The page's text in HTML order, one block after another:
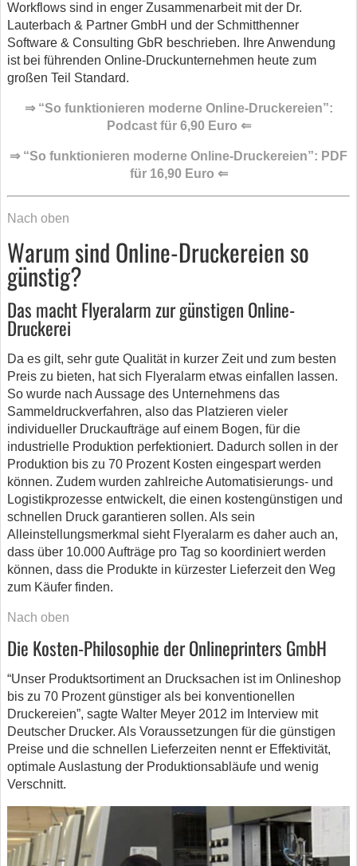
Workflows sind in enger Zusammenarbeit mit der Dr.
Lauterbach & Partner GmbH und der Schmitthenner
Software & Consulting GbR beschrieben. Ihre Anwendung
ist bei führenden Online-Druckunternehmen heute zum
großen Teil Standard.
⇒ “So funktionieren moderne Online-Druckereien”:
Podcast für 6,90 Euro ⇐
⇒ “So funktionieren moderne Online-Druckereien”: PDF
für 16,90 Euro ⇐
Nach oben
Warum sind Online-Druckereien so
günstig?
Das macht Flyeralarm zur günstigen Online-
Druckerei
Da es gilt, sehr gute Qualität in kurzer Zeit und zum besten
Preis zu bieten, hat sich Flyeralarm etwas einfallen lassen.
So wurde nach Aussage des Unternehmens das
Sammeldruckverfahren, also das Platzieren vieler
individueller Druckaufträge auf einem Bogen, für die
industrielle Produktion perfektioniert. Dadurch sollen in der
Produktion bis zu 70 Prozent Kosten eingespart werden
können. Zudem wurden zahlreiche Automatisierungs- und
Logistikprozesse entwickelt, die einen kostengünstigen und
schnellen Druck garantieren sollen. Als sein
Alleinstellungsmerkmal sieht Flyeralarm es daher auch an,
dass über 10.000 Aufträge pro Tag so koordiniert werden
können, dass die Produkte in kürzester Lieferzeit den Weg
zum Käufer finden.
Nach oben
Die Kosten-Philosophie der Onlineprinters GmbH
“Unser Produktsortiment an Drucksachen ist im Onlineshop
bis zu 70 Prozent günstiger als bei konventionellen
Druckereien”, sagte Walter Meyer 2012 im Interview mit
Deutscher Drucker. Als Voraussetzungen für die günstigen
Preise und die schnellen Lieferzeiten nennt er Effektivität,
optimale Auslastung der Produktionsabläufe und wenig
Verschnitt.